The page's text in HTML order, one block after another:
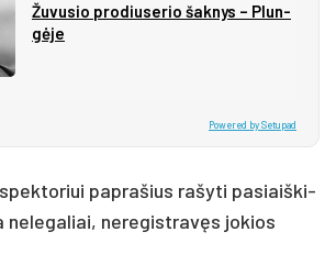
Žu­vu­sio pro­diu­se­rio šak­nys – Plun­
gė­je
Powered by Setupad
pa­pra­šius ra­šy­ti pa­siaiš­ki­
ne­le­ga­liai, ne­re­gist­ra­vęs jo­kios